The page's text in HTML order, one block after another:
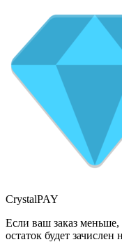
CrystalPAY
Если ваш заказ
остаток будет зачислен